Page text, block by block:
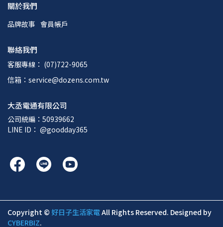
關於我們
品牌故事 會員帳戶
聯絡我們
客服專線： (07)722-9065
信箱：service@dozens.com.tw
大丞電通有限公司
公司統編：50939662
LINE ID： @goodday365
Copyright © 好日子生活家電All Rights Reserved. Designed by
CYBERBIZ.